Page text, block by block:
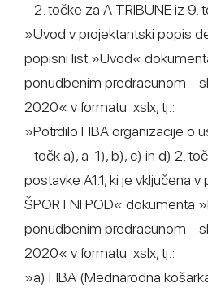
- 2. točke za A TRIBUNE iz 9.
»Uvod v projektantski popis
popisni list »Uvod«
ponudbenim predracunom -
2020« v formatu .xslx, tj.:
»Potrdilo FIBA organizacije o
- točk a), a-1), b), c) in d) 2.
postavke A1.1, ki je vključena
ŠPORTNI POD« dokumenta
ponudbenim predracunom -
2020« v formatu .xslx, tj.:
»a) FIBA (Mednarodna